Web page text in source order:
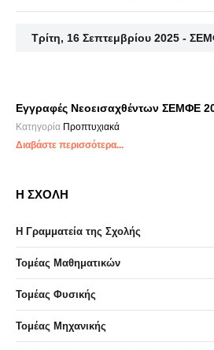
Τρίτη, 16 Σεπτεμβρίου 2025 -
Εγγραφές Νεοεισαχθέντων ΣΕΜΦΕ
Κατηγορία Προπτυχιακά
Διαβάστε περισσότερα...
Η ΣΧΟΛΗ
Η Γραμματεία της Σχολής
Τομέας Μαθηματικών
Τομέας Φυσικής
Τομέας Μηχανικής